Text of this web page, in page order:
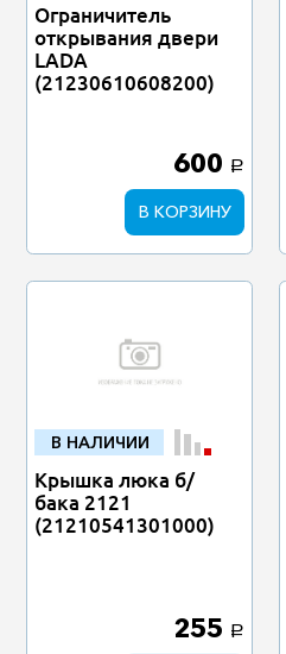
Ограничитель
открывания двери
LADA
(21230610608200)
600 a
В КОРЗИНУ
В НАЛИЧИИ
Крышка люка б/
бака 2121
(21210541301000)
255 a